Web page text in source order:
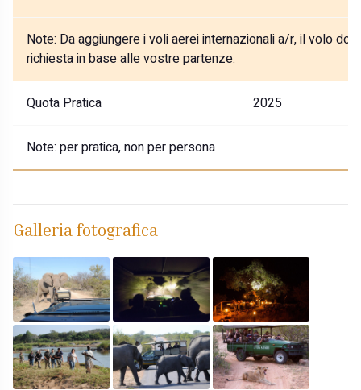
Note: Da aggiungere i voli aerei internazionali a/r, il volo
richiesta in base alle vostre partenze.
Quota Pratica 2025
Note: per pratica, non per persona
Galleria fotografica